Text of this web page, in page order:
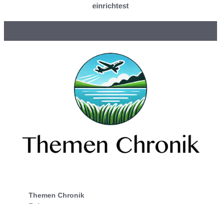
einrichtest
Themen Chronik